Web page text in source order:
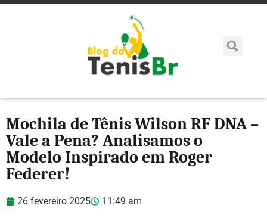
Mochila de Tênis Wilson RF DNA –
Vale a Pena? Analisamos o
Modelo Inspirado em Roger
Federer!
26 fevereiro 2025 11:49 am